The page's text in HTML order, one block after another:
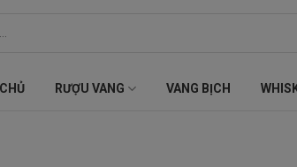
RƯỢU VANG VANG BỊCH